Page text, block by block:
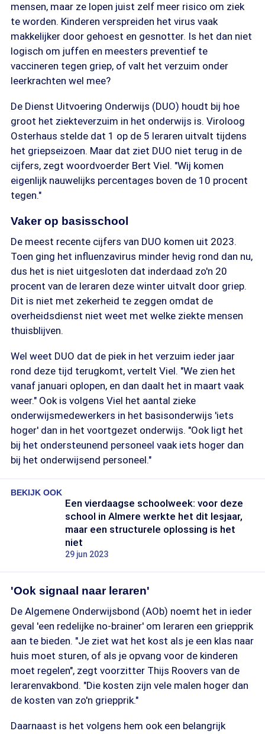
mensen, maar ze lopen juist zelf meer risico om ziek
te worden. Kinderen verspreiden het virus vaak
makkelijker door gehoest en gesnotter. Is het dan niet
logisch om juffen en meesters preventief te
vaccineren tegen griep, of valt het verzuim onder
leerkrachten wel mee?
De Dienst Uitvoering Onderwijs (DUO) houdt bij hoe
groot het ziekteverzuim in het onderwijs is. Viroloog
Osterhaus stelde dat 1 op de 5 leraren uitvalt tijdens
het griepseizoen. Maar dat ziet DUO niet terug in de
cijfers, zegt woordvoerder Bert Viel. "Wij komen
eigenlijk nauwelijks percentages boven de 10 procent
tegen."
Vaker op basisschool
De meest recente cijfers van DUO komen uit 2023.
Toen ging het influenzavirus minder hevig rond dan nu,
dus het is niet uitgesloten dat inderdaad zo'n 20
procent van de leraren deze winter uitvalt door griep.
Dit is niet met zekerheid te zeggen omdat de
overheidsdienst niet weet met welke ziekte mensen
thuisblijven.
Wel weet DUO dat de piek in het verzuim ieder jaar
rond deze tijd terugkomt, vertelt Viel. "We zien het
vanaf januari oplopen, en dan daalt het in maart vaak
weer." Ook is volgens Viel het aantal zieke
onderwijsmedewerkers in het basisonderwijs 'iets
hoger' dan in het voortgezet onderwijs. "Ook ligt het
bij het ondersteunend personeel vaak iets hoger dan
bij het onderwijsend personeel."
BEKIJK OOK
Een vierdaagse schoolweek: voor deze
school in Almere werkte het dit lesjaar,
maar een structurele oplossing is het
niet
29 jun 2023
'Ook signaal naar leraren'
De Algemene Onderwijsbond (AOb) noemt het in ieder
geval 'een redelijke no-brainer' om leraren een griepprik
aan te bieden. "Je ziet wat het kost als je een klas naar
huis moet sturen, of als je opvang voor de kinderen
moet regelen", zegt voorzitter Thijs Roovers van de
lerarenvakbond. "Die kosten zijn vele malen hoger dan
de kosten van zo'n griepprik."
Daarnaast is het volgens hem ook een belangrijk